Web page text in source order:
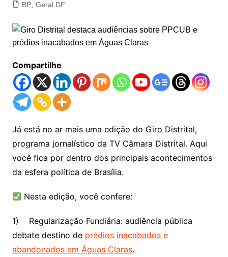
BP, Geral DF
Compartilhe
Já está no ar mais uma edição do Giro Distrital,
programa jornalístico da TV Câmara Distrital. Aqui
você fica por dentro dos principais acontecimentos
da esfera política de Brasília.
Nesta edição, você confere:
1) Regularização Fundiária: audiência pública
debate destino de prédios inacabados e
abandonados em Águas Claras.